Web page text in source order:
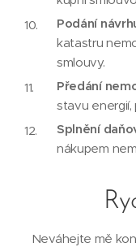
Podání
katastru
smlouvy.
Předání
stavu energií,
Splnění
nákupem
Neváhejte mě